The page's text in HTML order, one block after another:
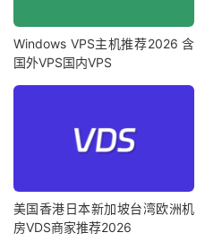
Windows VPS主机推荐2026 含
国外VPS国内VPS
美国香港日本新加坡台湾欧洲机
房VDS商家推荐2026